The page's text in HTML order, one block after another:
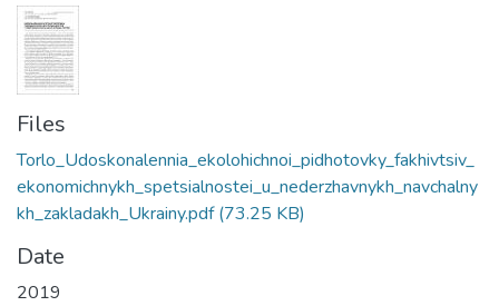
Files
Torlo_Udoskonalennia_ekolohichnoi_pidhotovky_fakhivtsiv_
ekonomichnykh_spetsialnostei_u_nederzhavnykh_navchalny
kh_zakladakh_Ukrainy.pdf(73.25 KB)
Date
2019